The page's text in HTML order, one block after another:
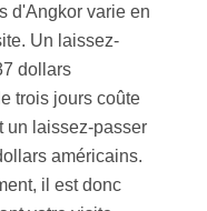
d'Angkor varie en
Un laissez-
dollars
trois jours coûte
un laissez-passer
américains.
il est donc